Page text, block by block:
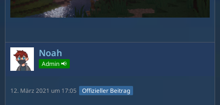
Noah
Admin 📢
12. März 2021 um 17:05 Offizieller Beitrag